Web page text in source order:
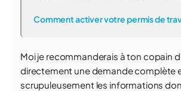
Comment activer votre permis de
Moi je recommanderais à ton copain
directement une demande complète
scrupuleusement les informations